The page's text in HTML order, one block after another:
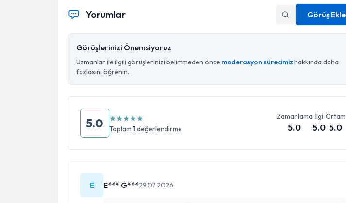
Yorumlar Görüş Ekle
Görüşlerinizi Önemsiyoruz
Uzmanlar ile ilgili görüşlerinizi belirtmeden önce moderasyon sürecimizhakkında daha
fazlasını öğrenin.
5.0 ★★★★★
Toplam 1 değerlendirme
Zamanlama
5.0
İlgi
5.0
Ortam
5.0
E E*** G***29.07.2026